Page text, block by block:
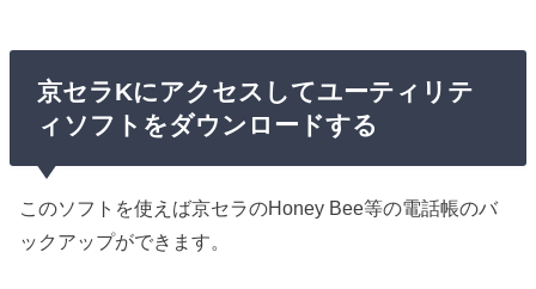
京セラKにアクセスしてユーティリテ
ィソフトをダウンロードする
このソフトを使えば京セラのHoney Bee等の電話帳のバ
ックアップができます。